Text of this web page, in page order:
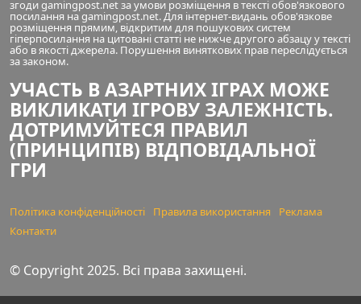
© Copyright 2025. Всі права захищені.
згоди gamingpost.net за умови розміщення в тексті обов'язкового
посилання на gamingpost.net. Для інтернет-видань обов'язкове
розміщення прямим, відкритим для пошукових систем
гіперпосилання на цитовані статті не нижче другого абзацу у тексті
або в якості джерела. Порушення виняткових прав переслідується
за законом.
УЧАСТЬ В АЗАРТНИХ ІГРАХ МОЖЕ
ВИКЛИКАТИ ІГРОВУ ЗАЛЕЖНІСТЬ.
ДОТРИМУЙТЕСЯ ПРАВИЛ
(ПРИНЦИПІВ) ВІДПОВІДАЛЬНОЇ
ГРИ
Політика конфіденційності Правила використання
Реклама
Контакти